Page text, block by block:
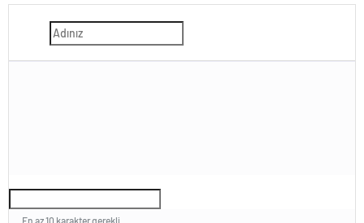
En az 10 karakter gerekli